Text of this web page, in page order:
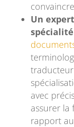
Un
spécialité
avec
assurer la
rapport